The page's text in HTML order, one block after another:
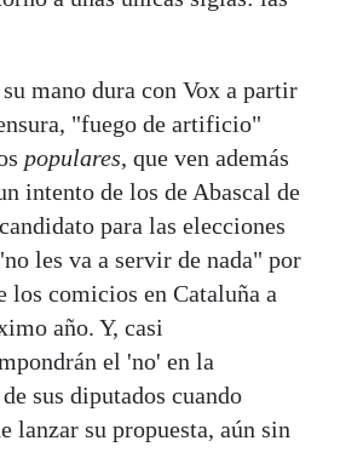
mano dura con Vox a partir
"fuego de artificio"
populares, que ven además
intento de los de Abascal de
para las elecciones
les va a servir de nada" por
los comicios en Cataluña a
año. Y, casi
el 'no' en la
sus diputados cuando
lanzar su propuesta, aún sin